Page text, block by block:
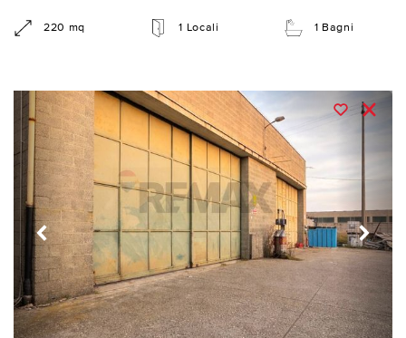
220 mq 1 Locali 1 Bagni